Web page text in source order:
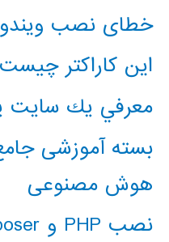
خطای نصب
این کاراکتر چیست؟
معرفي يك سايت
بسته آموزشی
هوش مصنوعی
نصب PHP و composer در ویندوز 10